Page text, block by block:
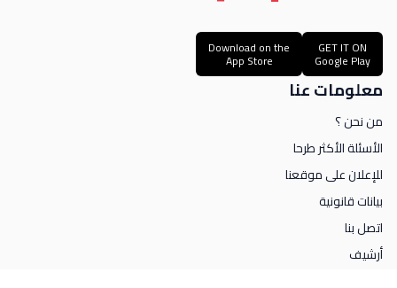
GET IT ON
Google Play
Download on the
App Store
معلومات عنا
من نحن ؟
الأسئلة الأكثر طرحا
للإعلان على موقعنا
بيانات قانونية
اتصل بنا
أرشيف